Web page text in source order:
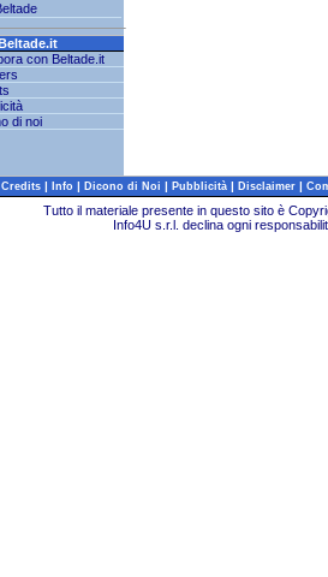
con Beltade.it
di noi
Credits | Info | Dicono di Noi | Pubblicità | Disclaimer |
Tutto il materiale presente in questo sito è
Info4U s.r.l. declina ogni